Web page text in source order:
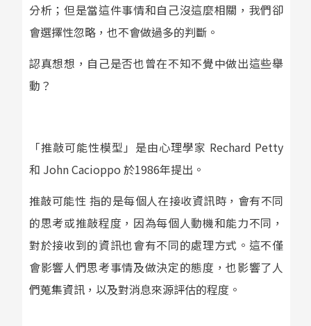
分析；但是當這件事情和自己沒這麼相關，我們卻
會選擇性忽略，也不會做過多的判斷。
認真想想，自己是否也曾在不知不覺中做出這些舉
動？
「推敲可能性模型」是由心理學家 Rechard Petty
和 John Cacioppo 於1986年提出。
推敲可能性 指的是每個人在接收資訊時，會有不同
的思考或推敲程度，因為每個人動機和能力不同，
對於接收到的資訊也會有不同的處理方式。這不僅
會影響人們思考事情及做決定的態度，也影響了人
們蒐集資訊，以及對消息來源評估的程度。